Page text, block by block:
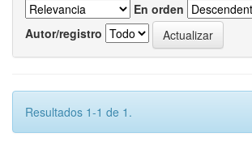
En orden
Autor/registro
Resultados 1-1 de 1.